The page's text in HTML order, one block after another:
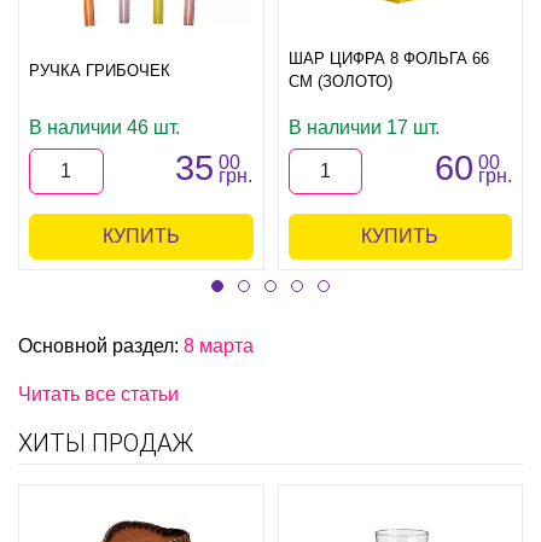
РУЧКА ГРИБОЧЕК
В наличии 46 шт.
35 00
грн.
КУПИТЬ
ШАР ЦИФРА 8 ФОЛЬГА 66
СМ (ЗОЛОТО)
В наличии 17 шт.
60 00
грн.
КУПИТЬ
Основной раздел: 8 марта
Читать все статьи
ХИТЫ ПРОДАЖ